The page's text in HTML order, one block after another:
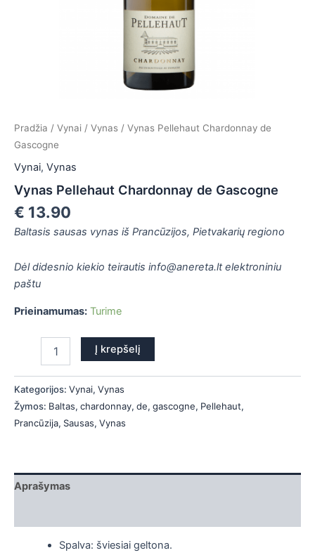
Pradžia / Vynai / Vynas / Vynas Pellehaut Chardonnay de
Gascogne
Vynai, Vynas
Vynas Pellehaut Chardonnay de Gascogne
€ 13.90
Baltasis sausas vynas iš Prancūzijos, Pietvakarių regiono
Dėl didesnio kiekio teirautis info@anereta.lt elektroniniu
paštu
Prieinamumas: Turime
Į krepšelį
Kategorijos: Vynai, Vynas
Žymos: Baltas, chardonnay, de, gascogne, Pellehaut,
Prancūzija, Sausas, Vynas
Aprašymas
Spalva: šviesiai geltona.